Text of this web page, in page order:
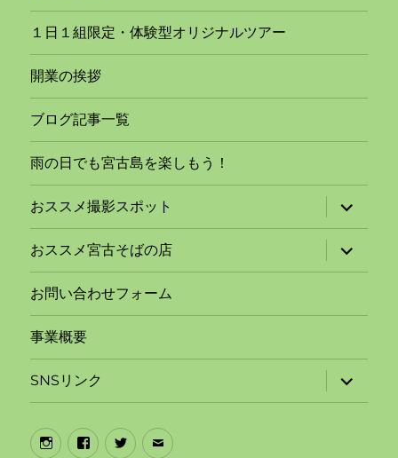
１日１組限定・体験型オリジナルツアー
開業の挨拶
ブログ記事一覧
雨の日でも宮古島を楽しもう！
おススメ撮影スポット
サ
ブ
メ
ニ
ュ
ー
開
おススメ宮古そばの店
サ
ブ
メ
ー
開
お問い合わせフォーム
事業概要
SNSリンク
サ
ブ
メ
Instagram
Facebook
Twitter
メ